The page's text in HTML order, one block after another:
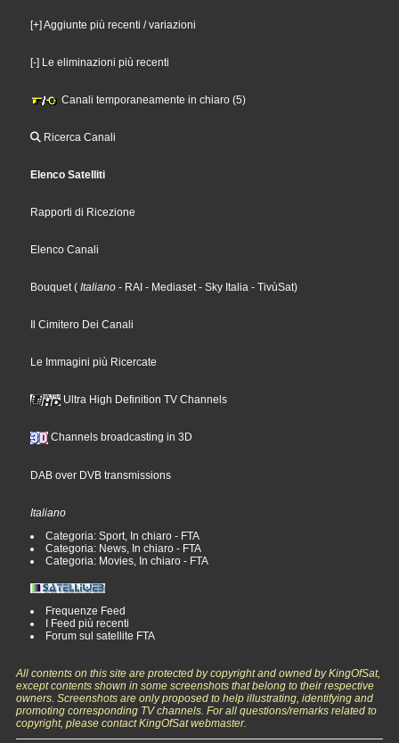
[+] Aggiunte più recenti / variazioni
[-] Le eliminazioni più recenti
Canali temporaneamente in chiaro (5)
Ricerca Canali
Elenco Satelliti
Rapporti di Ricezione
Elenco Canali
Bouquet ( Italiano - RAI - Mediaset - Sky Italia - TivùSat)
Il Cimitero Dei Canali
Le Immagini più Ricercate
Ultra High Definition TV Channels
Channels broadcasting in 3D
DAB over DVB transmissions
Italiano
Categoria: Sport, In chiaro - FTA
Categoria: News, In chiaro - FTA
Categoria: Movies, In chiaro - FTA
Frequenze Feed
I Feed più recenti
Forum sul satellite FTA
All contents on this site are protected by copyright and owned by KingOfSat,
except contents shown in some screenshots that belong to their respective
owners. Screenshots are only proposed to help illustrating, identifying and
promoting corresponding TV channels. For all questions/remarks related to
copyright, please contact KingOfSat webmaster.